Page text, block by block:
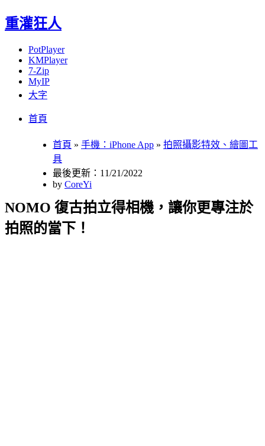
重灌狂人
PotPlayer
KMPlayer
7-Zip
MyIP
大字
首頁
首頁 » 手機：iPhone App » 拍照攝影特效、繪圖工
具
最後更新：11/21/2022
by CoreYi
NOMO 復古拍立得相機，讓你更專注於
拍照的當下！